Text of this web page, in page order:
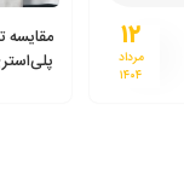
۱۲
مرداد
۱۴۰۴
مقایسه